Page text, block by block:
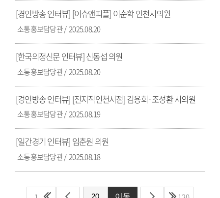
[경인방송 인터뷰] [이슈앤피플] 이순학 인천시의원
소통홍보담당관 2025.08.20
[한국의정신문 인터뷰] 신동섭 의원
소통홍보담당관 2025.08.20
[경인방송 인터뷰] [전지적인천시점] 김용희·조성환 시의원
소통홍보담당관 2025.08.19
[일간경기 인터뷰] 임춘원 의원
소통홍보담당관 2025.08.18